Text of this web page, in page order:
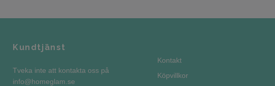
Kundtjänst
Tveka inte att kontakta oss på
info@homeglam.se
Kontakt
Köpvillkor